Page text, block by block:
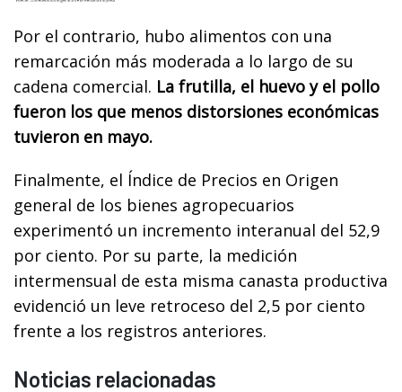
Por el contrario, hubo alimentos con una
remarcación más moderada a lo largo de su
cadena comercial. La frutilla, el huevo y el pollo
fueron los que menos distorsiones económicas
tuvieron en mayo.
Finalmente, el Índice de Precios en Origen
general de los bienes agropecuarios
experimentó un incremento interanual del 52,9
por ciento. Por su parte, la medición
intermensual de esta misma canasta productiva
evidenció un leve retroceso del 2,5 por ciento
frente a los registros anteriores.
Noticias relacionadas